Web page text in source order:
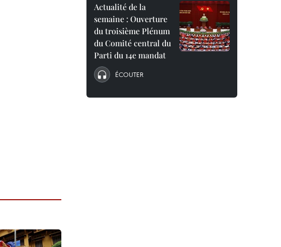
Actualité de la
semaine : Ouverture
du troisième Plénum
du Comité central du
Parti du 14e mandat
ÉCOUTER